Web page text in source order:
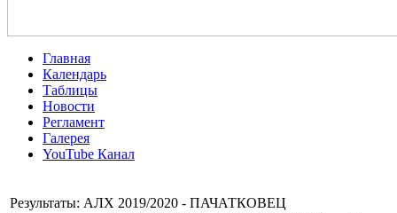
Главная
Календарь
Таблицы
Новости
Регламент
Галерея
YouTube Канал
Результаты: АЛХ 2019/2020 - ПАЧАТКОВЕЦ